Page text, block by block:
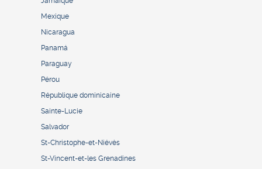
Mexique
Nicaragua
Panamá
Paraguay
Pérou
République dominicaine
Sainte-Lucie
Salvador
St-Christophe-et-Niévès
St-Vincent-et-les Grenadines